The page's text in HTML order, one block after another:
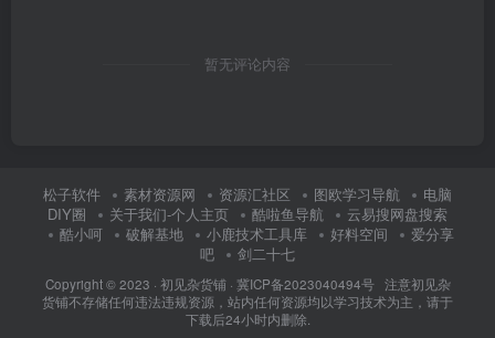
暂无评论内容
松子软件 素材资源网 资源汇社区 图欧学习导航
电脑
DIY圈
关于我们-个人主页 酷啦鱼导航
云易搜网盘搜索
酷小呵
破解基地 小鹿技术工具库 好料空间
爱分享
吧
剑二十七
Copyright © 2023 · 初见杂货铺· 冀ICP备2023040494号 注意初见杂
货铺不存储任何违法违规资源，站内任何资源均以学习技术为主，请于
下载后24小时内删除.